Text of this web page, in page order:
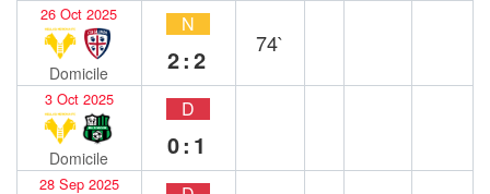
26 Oct 2025
Domicile
N
2:2
74`
3 Oct 2025
Domicile
D
0:1
28 Sep 2025